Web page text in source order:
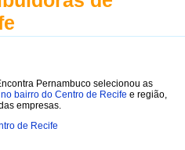
Pernambuco selecionou as
bairro do Centro de Recife e região,
empresas.
de Recife